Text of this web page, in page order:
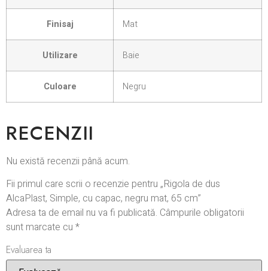
Finisaj Mat
Utilizare Baie
Culoare Negru
RECENZII
Nu există recenzii până acum.
Fii primul care scrii o recenzie pentru „Rigola de dus
AlcaPlast, Simple, cu capac, negru mat, 65 cm”
Adresa ta de email nu va fi publicată. Câmpurile obligatorii
sunt marcate cu *
Evaluarea ta